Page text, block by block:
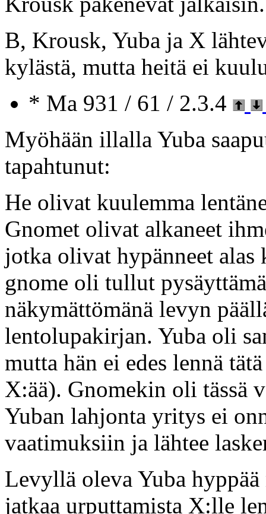
B, Krousk, Yuba ja X
kylästä, mutta heitä ei
* Ma 931 / 61 / 2.3.4
Myöhään illalla Yuba
tapahtunut:
He olivat kuulemma
Gnomet olivat alkaneet
jotka olivat hypänneet alas
gnome oli tullut
näkymättömänä levyn
lentolupakirjan. Yuba oli
mutta hän ei edes lennä
X:ää). Gnomekin oli tässä
Yuban lahjonta yritys ei
vaatimuksiin ja lähtee
Levyllä oleva Yuba
jatkaa urputtamista X:lle